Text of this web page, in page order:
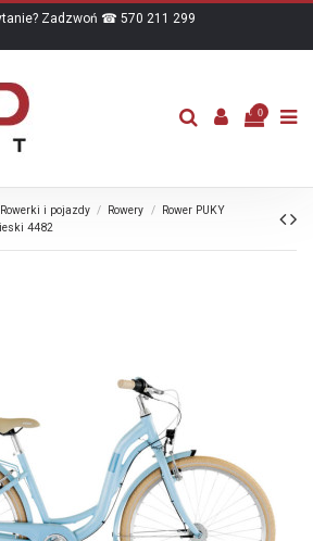
Zadzwoń ☎ 570 211 299
0
Rowerki i pojazdy Rowery
Rower PUKY
4482